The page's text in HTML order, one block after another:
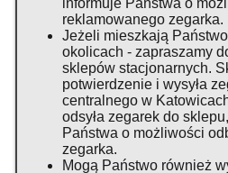
informuje Państwa o
reklamowanego zegarka.
Jeżeli mieszkają
okolicach - zapraszamy
sklepów stacjonarnych.
potwierdzenie i wysyła
centralnego w
odsyła zegarek do
Państwa o możliwości
zegarka.
Mogą Państwo również